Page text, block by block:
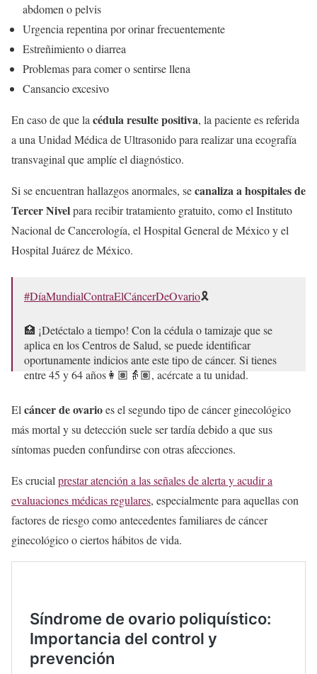
abdomen o pelvis
Urgencia repentina por orinar frecuentemente
Estreñimiento o diarrea
Problemas para comer o sentirse llena
Cansancio excesivo
En caso de que la cédula resulte positiva, la paciente es referida
a una Unidad Médica de Ultrasonido para realizar una ecografía
transvaginal que amplíe el diagnóstico.
Si se encuentran hallazgos anormales, secanaliza a hospitales de
Tercer Nivelpara recibir tratamiento gratuito, como el Instituto
Nacional de Cancerología, el Hospital General de México y el
Hospital Juárez de México.
#DíaMundialContraElCáncerDeOvario🎗️
🏥 ¡Detéctalo a tiempo! Con la cédula o tamizaje que se
aplica en los Centros de Salud, se puede identificar
oportunamente indicios ante este tipo de cáncer. Si tienes
entre 45 y 64 años👩🏽👵🏽, acércate a tu unidad.
💠Toma en cuenta si…
pic.twitter.com/EzjJIj95yz
— Secretaría de Salud de la Ciudad de México
(@SSaludCdMx)May 8, 2024
El cáncer de ovarioes el segundo tipo de cáncer ginecológico
más mortal y su detección suele ser tardía debido a que sus
síntomas pueden confundirse con otras afecciones.
Es crucial prestar atención a las señales de alerta y acudir a
evaluaciones médicas regulares, especialmente para aquellas con
factores de riesgo como antecedentes familiares de cáncer
ginecológico o ciertos hábitos de vida.